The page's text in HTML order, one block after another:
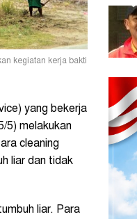
kegiatan kerja bakti
yang bekerja
5) melakukan
cleaning
liar dan tidak
liar. Para